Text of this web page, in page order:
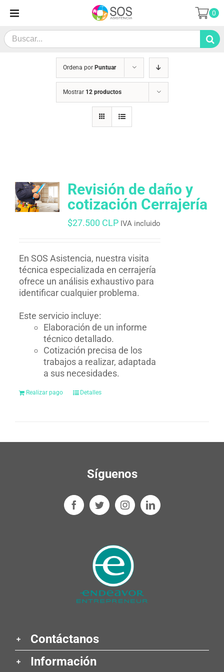
contenido
Search
for:
0
Ordena por Puntuar
Mostrar 12 productos
Revisión de daño y
cotización Cerrajería
$27.500 CLP IVA incluido
En SOS Asistencia, nuestra visita
técnica especializada en cerrajería
ofrece un análisis exhaustivo para
identificar cualquier problema.
Este servicio incluye:
Elaboración de un informe
técnico detallado.
Cotización precisa de los
trabajos a realizar, adaptada
a sus necesidades.
Realizar pago Detalles
Síguenos
Contáctanos
Información